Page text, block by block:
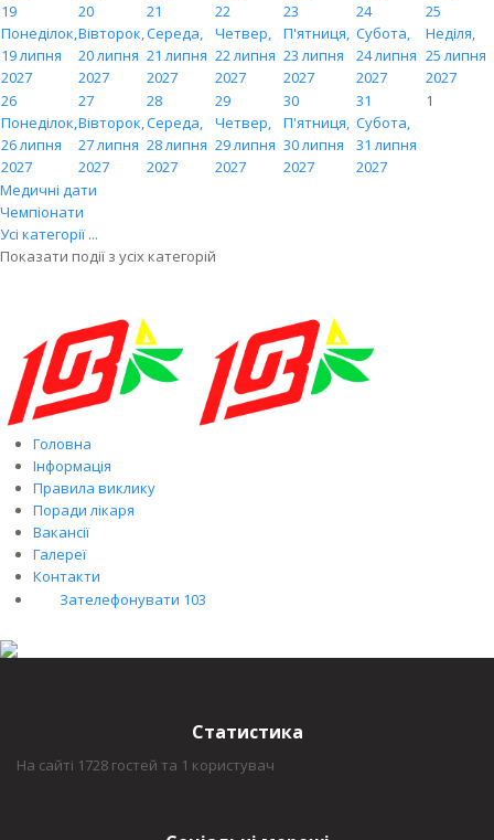
19
Понеділок,
19 липня
2027
20
Вівторок,
20 липня
2027
21
Середа,
21 липня
2027
22
Четвер,
22 липня
2027
23
П'ятниця,
23 липня
2027
24
Субота,
24 липня
2027
25
Неділя,
25 липня
2027
26
Понеділок,
26 липня
2027
27
Вівторок,
27 липня
2027
28
Середа,
28 липня
2027
29
Четвер,
29 липня
2027
30
П'ятниця,
30 липня
2027
31
Субота,
31 липня
2027
1
Медичні дати
Чемпіонати
Усі категорії ...
Показати події з усіх категорій
Головна
Інформація
Правила виклику
Поради лікаря
Вакансії
Галереї
Контакти
Зателефонувати 103
Статистика
На сайті 1728 гостей та 1 користувач